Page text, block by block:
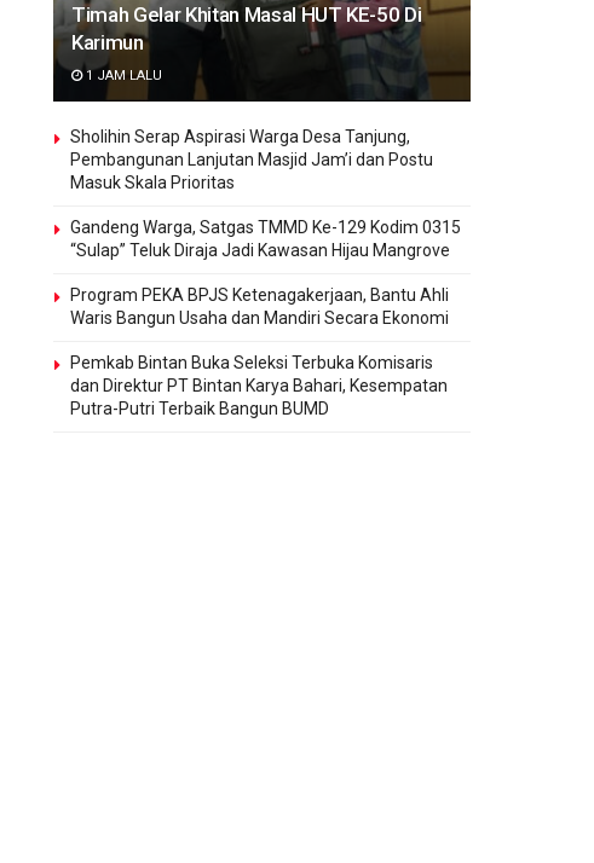
Timah Gelar Khitan Masal HUT KE-50 Di
Karimun
1 JAM LALU
Sholihin Serap Aspirasi Warga Desa Tanjung,
Pembangunan Lanjutan Masjid Jam’i dan Postu
Masuk Skala Prioritas
Gandeng Warga, Satgas TMMD Ke-129 Kodim 0315
“Sulap” Teluk Diraja Jadi Kawasan Hijau Mangrove
Program PEKA BPJS Ketenagakerjaan, Bantu Ahli
Waris Bangun Usaha dan Mandiri Secara Ekonomi
Pemkab Bintan Buka Seleksi Terbuka Komisaris
dan Direktur PT Bintan Karya Bahari, Kesempatan
Putra-Putri Terbaik Bangun BUMD